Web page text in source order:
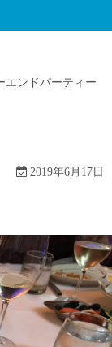
エンドパーティー
2019年6月17日